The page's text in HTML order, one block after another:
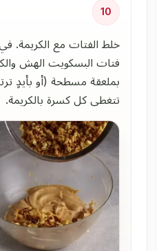
10
خلط الفتات مع الكريمة.
فتات البسكويت الهش
بملعقة مسطحة (أو بأيدٍ
تتغطى كل كسرة بالكريمة.